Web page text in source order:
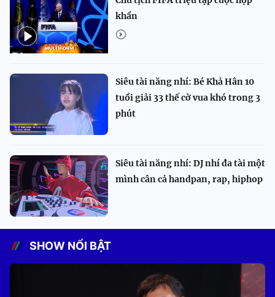
khẩn
Siêu tài năng nhí: Bé Khả Hân 10
tuổi giải 33 thế cờ vua khó trong 3
phút
Siêu tài năng nhí: DJ nhí đa tài một
mình cân cả handpan, rap, hiphop
SHOW NỔI BẬT